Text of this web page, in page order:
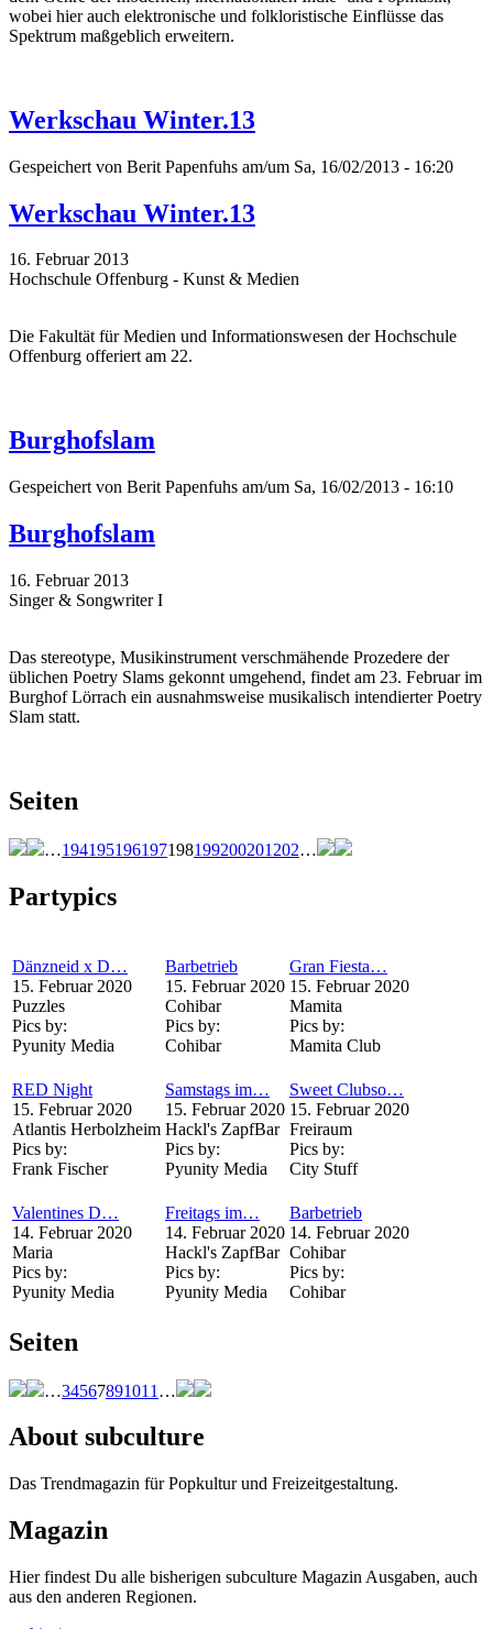
wobei hier auch elektronische und folkloristische Einflüsse das
Spektrum maßgeblich erweitern.
Werkschau Winter.13
Gespeichert von Berit Papenfuhs am/um Sa, 16/02/2013 - 16:20
Werkschau Winter.13
16. Februar 2013
Hochschule Offenburg - Kunst & Medien
Die Fakultät für Medien und Informationswesen der Hochschule
Offenburg offeriert am 22.
Burghofslam
Gespeichert von Berit Papenfuhs am/um Sa, 16/02/2013 - 16:10
Burghofslam
16. Februar 2013
Singer & Songwriter I
Das stereotype, Musikinstrument verschmähende Prozedere der
üblichen Poetry Slams gekonnt umgehend, findet am 23. Februar im
Burghof Lörrach ein ausnahmsweise musikalisch intendierter Poetry
Slam statt.
Seiten
…194195196197198199200201 202…
Partypics
Dänzneid x D…
15. Februar 2020
Puzzles
Pics by:
Pyunity Media
Barbetrieb
15. Februar 2020
Cohibar
Pics by:
Cohibar
Gran Fiesta…
15. Februar 2020
Mamita
Pics by:
Mamita Club
RED Night
15. Februar 2020
Atlantis Herbolzheim
Pics by:
Frank Fischer
Samstags im…
15. Februar 2020
Hackl's ZapfBar
Pics by:
Pyunity Media
Sweet Clubso…
15. Februar 2020
Freiraum
Pics by:
City Stuff
Valentines D…
14. Februar 2020
Maria
Pics by:
Pyunity Media
Freitags im…
14. Februar 2020
Hackl's ZapfBar
Pics by:
Pyunity Media
Barbetrieb
14. Februar 2020
Cohibar
Pics by:
Cohibar
Seiten
…34567891011 …
About subculture
Das Trendmagazin für Popkultur und Freizeitgestaltung.
Magazin
Hier findest Du alle bisherigen subculture Magazin Ausgaben, auch
aus den anderen Regionen.